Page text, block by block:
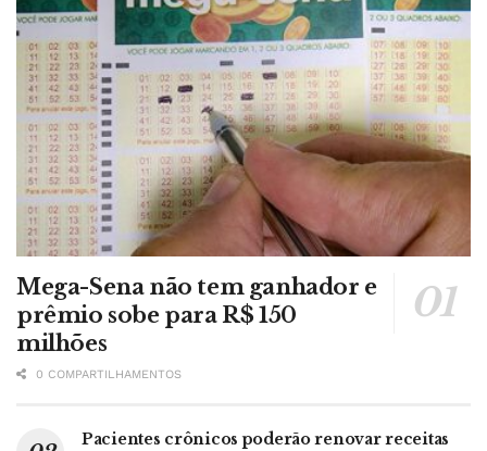
Mega-Sena não tem ganhador e
prêmio sobe para R$ 150
milhões
0 COMPARTILHAMENTOS
Pacientes crônicos poderão renovar receitas